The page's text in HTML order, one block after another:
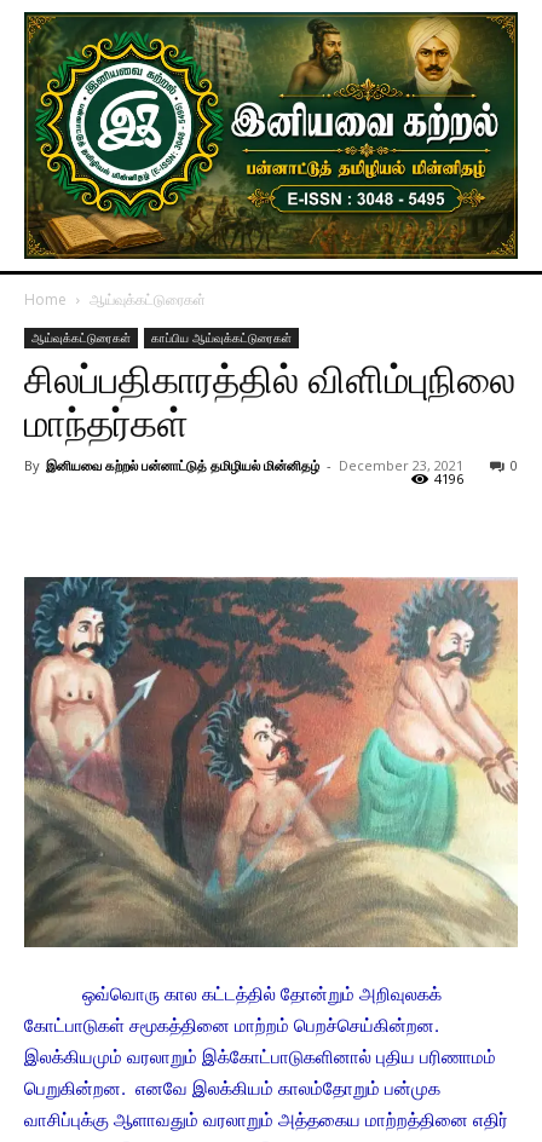
Home ஆய்வுக்கட்டுரைகள்
ஆய்வுக்கட்டுரைகள் காப்பிய ஆய்வுக்கட்டுரைகள்
சிலப்பதிகாரத்தில் விளிம்புநிலை
மாந்தர்கள்
By இனியவை கற்றல் பன்னாட்டுத் தமிழியல் மின்னிதழ் - December 23, 2021 0
4196
ஒவ்வொரு கால கட்டத்தில் தோன்றும் அறிவுலகக்
கோட்பாடுகள் சமூகத்தினை மாற்றம் பெறச்செய்கின்றன.
இலக்கியமும் வரலாறும் இக்கோட்பாடுகளினால் புதிய பரிணாமம்
பெறுகின்றன. எனவே இலக்கியம் காலம்தோறும் பன்முக
வாசிப்புக்கு ஆளாவதும் வரலாறும் அத்தகைய மாற்றத்தினை எதிர்